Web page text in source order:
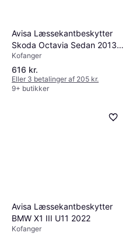
Avisa Læssekantbeskytter
Skoda Octavia Sedan 2013-
2019
Kofanger
616 kr.
Eller 3 betalinger af 205 kr.
9+ butikker
Avisa Læssekantbeskytter
BMW X1 III U11 2022
Kofanger